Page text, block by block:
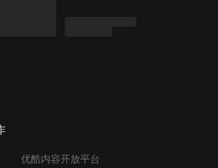
优酷内容开放平台